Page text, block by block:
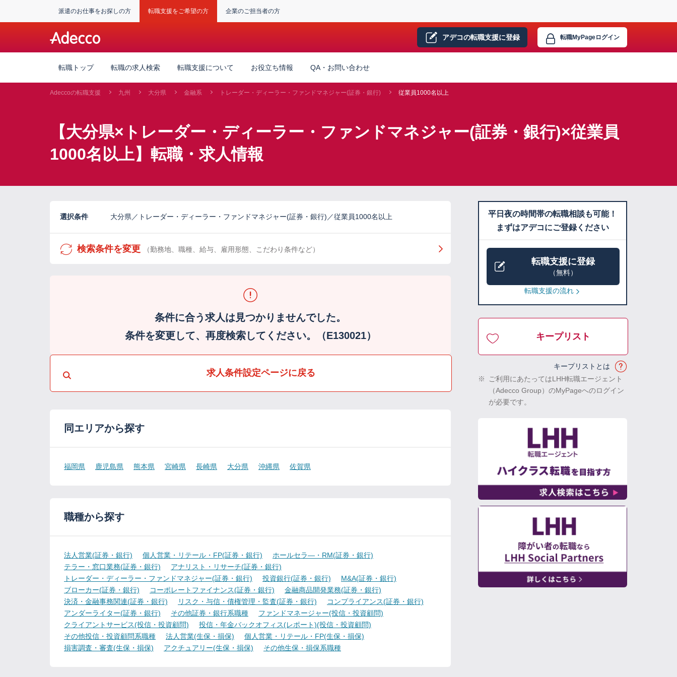
派遣のお仕事をお探しの方 転職支援をご希望の方 企業のご担当者の方
アデコの転職支援に登録 転職MyPageログイン
転職トップ 転職の求人検索 転職支援について お役立ち情報 QA・お問い合わせ
Adeccoの転職支援 九州 大分県 金融系 トレーダー・ディーラー・ファンドマネジャー(証券・銀行) 従業員1000名以上
【大分県×トレーダー・ディーラー・ファンドマネジャー(証券・銀行)×従業員
1000名以上】転職・求人情報
選択条件 大分県／トレーダー・ディーラー・ファンドマネジャー(証券・銀行)／従業員1000名以上
検索条件を変更 （勤務地、職種、給与、雇用形態、こだわり条件など）
条件に合う求人は見つかりませんでした。
条件を変更して、再度検索してください。（E130021）
求人条件設定ページに戻る
同エリアから探す
福岡県 鹿児島県 熊本県 宮崎県 長崎県 大分県 沖縄県 佐賀県
職種から探す
法人営業(証券・銀行) 個人営業・リテール・FP(証券・銀行)
ホールセラ―・RM(証券・銀行)
テラー・窓口業務(証券・銀行)
アナリスト・リサーチ(証券・銀行)
トレーダー・ディーラー・ファンドマネジャー(証券・銀行)
投資銀行(証券・銀行)
M&A(証券・銀行)
ブローカー(証券・銀行)
コーポレートファイナンス(証券・銀行)
金融商品開発業務(証券・銀行)
決済・金融事務関連(証券・銀行)
リスク・与信・債権管理・監査(証券・銀行)
コンプライアンス(証券・銀行)
アンダーライター(証券・銀行)
その他証券・銀行系職種
ファンドマネージャー(投信・投資顧問)
クライアントサービス(投信・投資顧問)
投信・年金バックオフィス(レポート)(投信・投資顧問)
その他投信・投資顧問系職種
法人営業(生保・損保)
個人営業・リテール・FP(生保・損保)
損害調査・審査(生保・損保)
アクチュアリー(生保・損保) その他生保・損保系職種
平日夜の時間帯の転職相談も可能！
まずはアデコにご登録ください
転職支援に登録
（無料）
転職支援の流れ
キープリスト
キープリストとは
※
ご利用にあたってはLHH転職エージェント
（Adecco Group）のMyPageへのログイン
が必要です。